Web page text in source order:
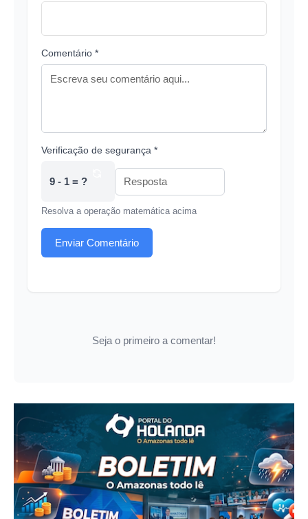
Comentário *
Verificação de segurança *
9 - 1 = ?
Resolva a operação matemática acima
Enviar Comentário
Seja o primeiro a comentar!